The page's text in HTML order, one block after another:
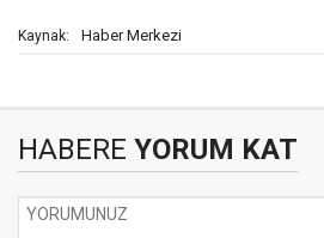
Kaynak: Haber Merkezi
HABERE YORUM KAT